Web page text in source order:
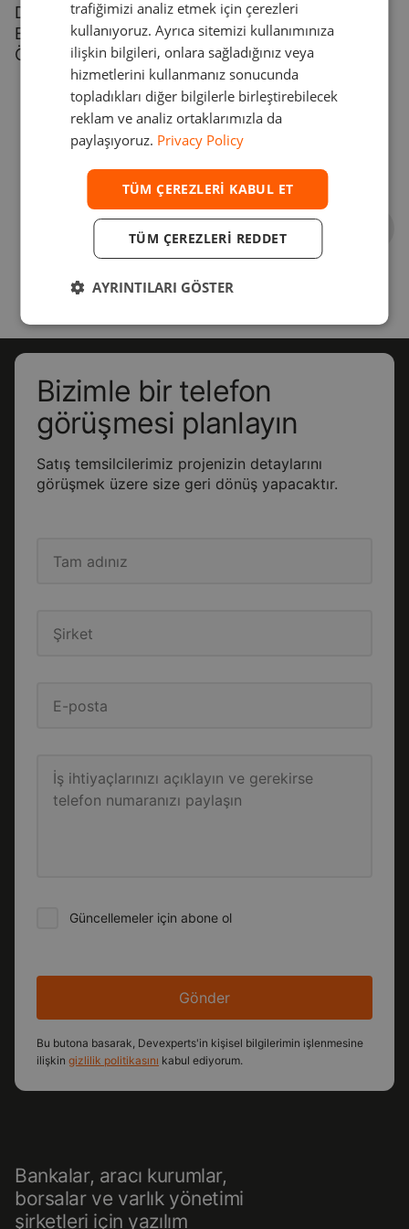
Devexperts’in Grafik Programına
Entegre Edilmiş, Teknik Analiz
Özellikleri Zenginleştirmiştir
Bizimle bir telefon
görüşmesi planlayın
Satış temsilcilerimiz projenizin detaylarını
görüşmek üzere size geri dönüş yapacaktır.
Tam adınız
Şirket
E-posta
İş ihtiyaçlarınızı açıklayın ve gerekirse
telefon numaranızı paylaşın
Güncellemeler için abone ol
Gönder
Bu butona basarak, Devexperts'in kişisel bilgilerimin işlenmesine
ilişkin gizlilik politikasını kabul ediyorum.
Bankalar, aracı kurumlar,
borsalar ve varlık yönetimi
şirketleri için yazılım
SPANISH
trafiğimizi analiz etmek için çerezleri
kullanıyoruz. Ayrıca sitemizi kullanımınıza
ilişkin bilgileri, onlara sağladığınız veya
hizmetlerini kullanmanız sonucunda
topladıkları diğer bilgilerle birleştirebilecek
reklam ve analiz ortaklarımızla da
paylaşıyoruz. Privacy Policy
TÜM ÇEREZLERI KABUL ET
TÜM ÇEREZLERI REDDET
AYRINTILARI GÖSTER